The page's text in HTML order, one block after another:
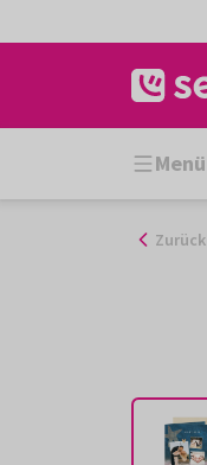
Inhalt
Menü
Zurück